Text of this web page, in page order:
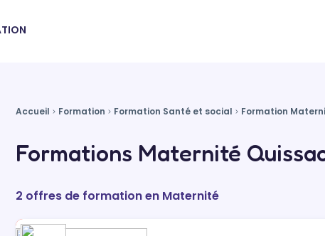
Accueil Formation Formation Santé et social Formation
Formations Maternité
2 offres de formation en Maternité